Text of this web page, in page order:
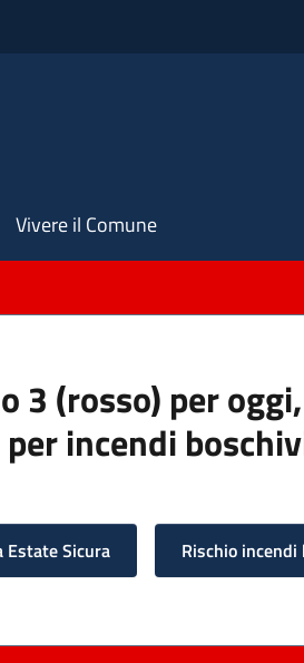
Vivere il Comune
3 (rosso) per
incendi
Estate Sicura Rischio incendi